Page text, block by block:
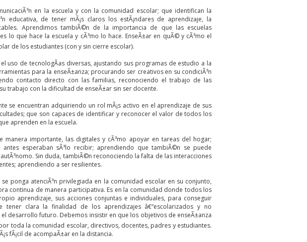
en la escuela y con la comunidad escolar; que identifican la
educativa, de tener mÃ¡s claros los estÃ¡ndares de aprendizaje, la
Aprendimos tambiÃ©n de la importancia de que las escuelas
lo que hace la escuela y cÃ³mo lo hace. EnseÃ±ar en quÃ© y cÃ³mo el
de los estudiantes (con y sin cierre escolar).
uso de tecnologÃ­as diversas, ajustando sus programas de estudio a la
para la enseÃ±anza; procurando ser creativos en su condiciÃ³n
contacto directo con las familias, reconociendo el trabajo de las
trabajo con la dificultad de enseÃ±ar sin ser docente.
se encuentran adquiriendo un rol mÃ¡s activo en el aprendizaje de sus
que son capaces de identificar y reconocer el valor de todos los
aprenden en la escuela.
importante, las digitales y cÃ³mo apoyar en tareas del hogar;
esperaban sÃ³lo recibir; aprendiendo que tambiÃ©n se puede
Sin duda, tambiÃ©n reconociendo la falta de las interacciones
aprendiendo a ser resilientes.
ponga atenciÃ³n privilegiada en la comunidad escolar en su conjunto,
continua de manera participativa. Es en la comunidad donde todos los
aprendizaje, sus acciones conjuntas e individuales, para conseguir
clara la finalidad de los aprendizajes â€“escolarizados y no
desarrollo futuro. Debemos insistir en que los objetivos de enseÃ±anza
toda la comunidad escolar, directivos, docentes, padres y estudiantes.
fÃ¡cil de acompaÃ±ar en la distancia.